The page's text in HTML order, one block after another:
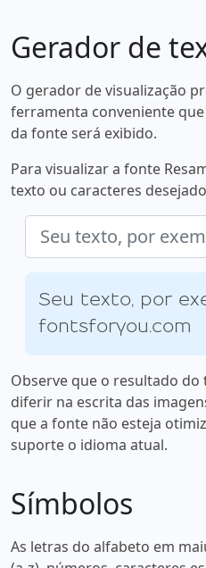
Gerador de
O gerador de visualização
ferramenta conveniente
da fonte será exibido.
Para visualizar a fonte
texto ou caracteres
Seu texto, por
fontsforyou.com
Observe que o resultado
diferir na escrita das
que a fonte não esteja
suporte o idioma atual.
Símbolos
As letras do alfabeto em